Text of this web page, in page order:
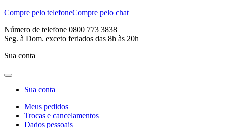
Compre pelo telefoneCompre pelo chat
Número de telefone 0800 773 3838
Seg. à Dom. exceto feriados das 8h às 20h
Sua conta
Sua conta
Meus pedidos
Trocas e cancelamentos
Dados pessoais